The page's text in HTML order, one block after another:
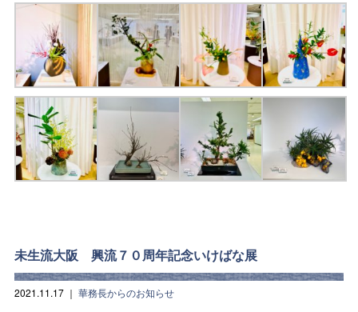
未生流大阪 興流７０周年記念いけばな展
2021.11.17｜ 華務長からのお知らせ